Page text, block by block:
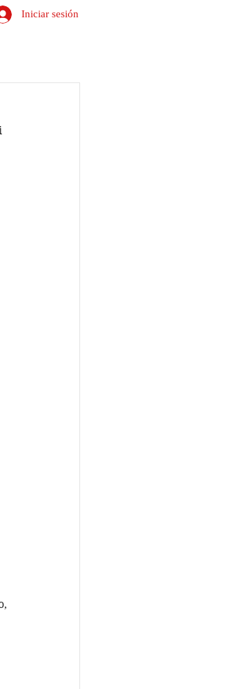
Iniciar sesión